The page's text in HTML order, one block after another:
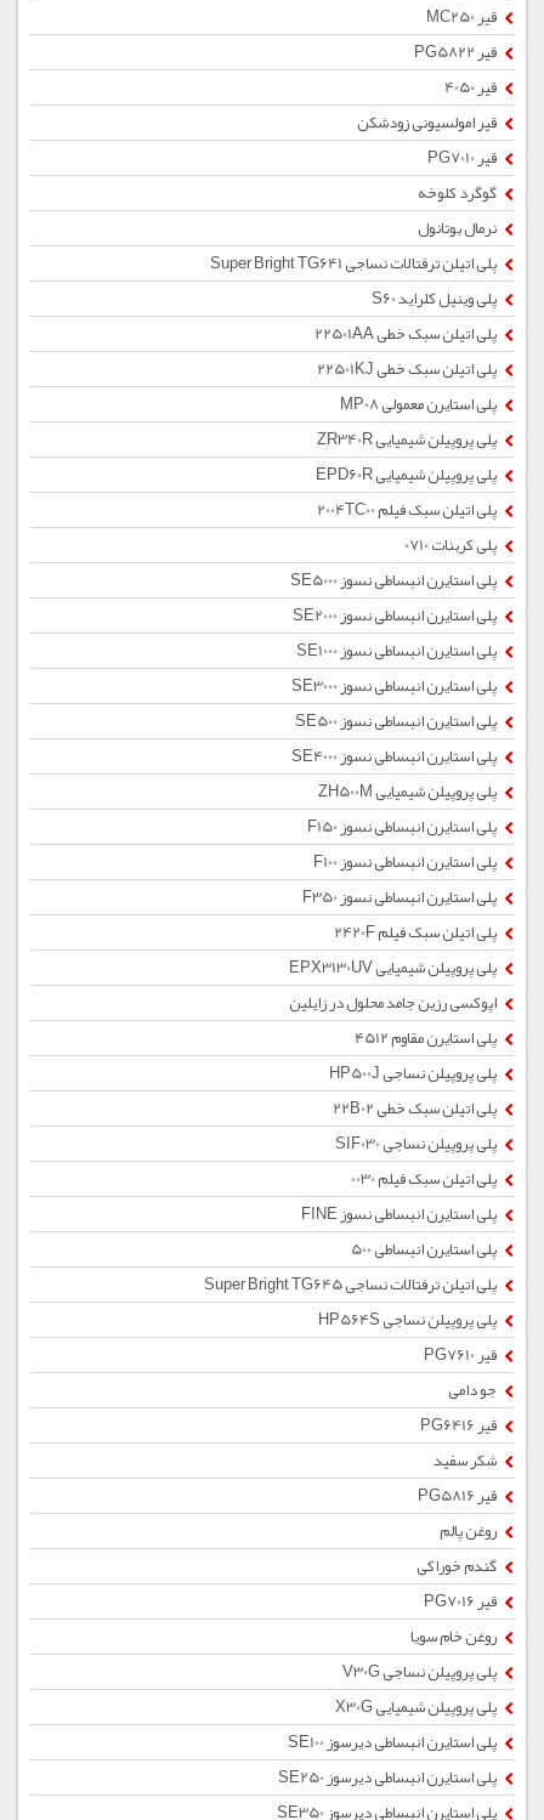
قیر MC250
قیر PG5822
قیر 4050
قیر امولسیونی زودشکن
قیر PG7010
گوگرد کلوخه
نرمال بوتانول
پلی اتیلن ترفتالات نساجی Super Bright TG641
پلی وینیل کلراید S60
پلی اتیلن سبک خطی 22501AA
پلی اتیلن سبک خطی 22501KJ
پلی استایرن معمولی MP08
پلی پروپیلن شیمیایی ZR340R
پلی پروپیلن شیمیایی EPD60R
پلی اتیلن سبک فیلم 2004TC00
پلی کربنات 0710
پلی استایرن انبساطی نسوز SE5000
پلی استایرن انبساطی نسوز SE2000
پلی استایرن انبساطی نسوز SE1000
پلی استایرن انبساطی نسوز SE3000
پلی استایرن انبساطی نسوز SE500
پلی استایرن انبساطی نسوز SE4000
پلی پروپیلن شیمیایی ZH500M
پلی استایرن انبساطی نسوز F150
پلی استایرن انبساطی نسوز F100
پلی استایرن انبساطی نسوز F350
پلی اتیلن سبک فیلم 2420F
پلی پروپیلن شیمیایی EPX3130UV
اپوکسی رزین جامد محلول در زایلین
پلی استایرن مقاوم 4512
پلی پروپیلن نساجی HP500J
پلی اتیلن سبک خطی 22B02
پلی پروپیلن نساجی SIF030
پلی اتیلن سبک فیلم 0030
پلی استایرن انبساطی نسوز FINE
پلی استایرن انبساطی 500
پلی اتیلن ترفتالات نساجی Super Bright TG645
پلی پروپیلن نساجی HP564S
قیر PG7610
جو دامی
قیر PG6416
شکر سفید
قیر PG5816
روغن پالم
گندم خوراکی
قیر PG7016
روغن خام سویا
پلی پروپیلن نساجی V30G
پلی پروپیلن شیمیایی X30G
پلی استایرن انبساطی دیرسوز SE100
پلی استایرن انبساطی دیرسوز SE250
پلی استایرن انبساطی دیرسوز SE350